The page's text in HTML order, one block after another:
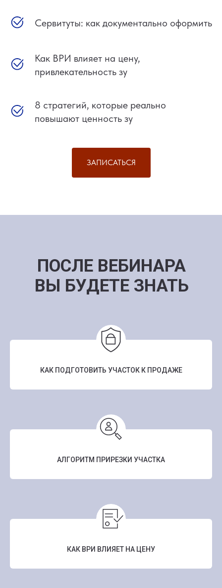
Сервитуты: как документально оформить
Как ВРИ влияет на цену,
привлекательность зу
8 стратегий, которые реально
повышают ценность зу
ЗАПИСАТЬСЯ
ПОСЛЕ ВЕБИНАРА
ВЫ БУДЕТЕ ЗНАТЬ
КАК ПОДГОТОВИТЬ УЧАСТОК К ПРОДАЖЕ
АЛГОРИТМ ПРИРЕЗКИ УЧАСТКА
КАК ВРИ ВЛИЯЕТ НА ЦЕНУ